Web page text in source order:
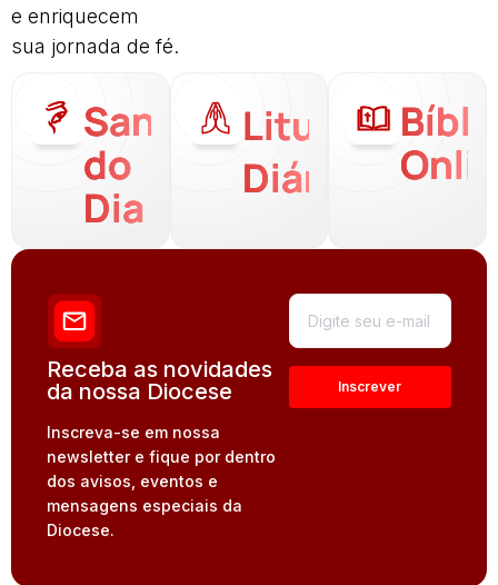
e enriquecem
sua jornada de fé.
Santo
do
Dia
Liturgia
Diária
Receba as novidades
da nossa Diocese
Inscreva-se em nossa
newsletter e fique por dentro
dos avisos, eventos e
mensagens especiais da
Diocese.